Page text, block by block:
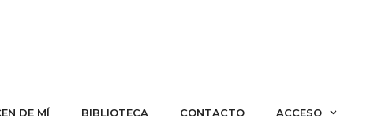
DE MÍ BIBLIOTECA CONTACTO ACCESO